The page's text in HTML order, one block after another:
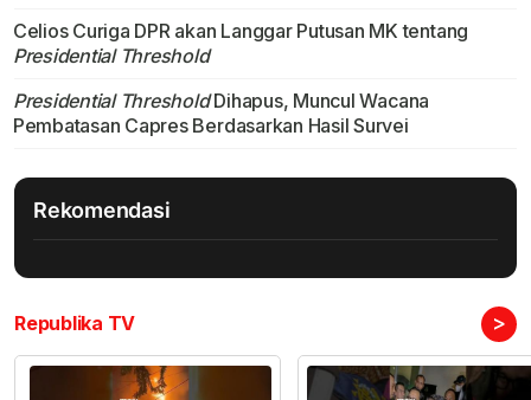
Celios Curiga DPR akan Langgar Putusan MK tentang
Presidential Threshold
Presidential ThresholdDihapus, Muncul Wacana
Pembatasan Capres Berdasarkan Hasil Survei
Rekomendasi
Republika TV >